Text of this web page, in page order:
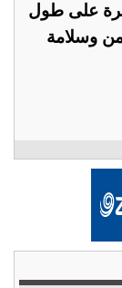
على طول
وسلامة